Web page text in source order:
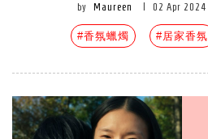
by Maureen 02 Apr 2024
#香氛蠟燭 #居家香氛